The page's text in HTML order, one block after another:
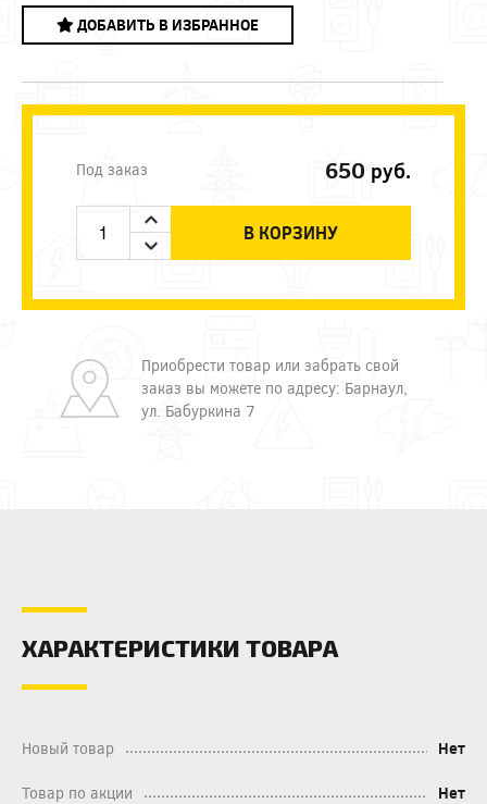
ДОБАВИТЬ В ИЗБРАННОЕ
Под заказ 650 руб.
В КОРЗИНУ
Приобрести товар или забрать свой
заказ вы можете по адресу: Барнаул,
ул. Бабуркина 7
ХАРАКТЕРИСТИКИ ТОВАРА
Новый товар Нет
Товар по акции Нет